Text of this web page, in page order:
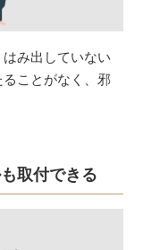
み出していない
ことがなく、邪
取付できる